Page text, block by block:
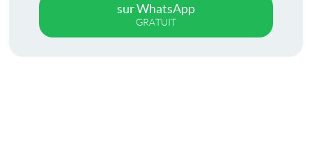
sur WhatsApp
GRATUIT